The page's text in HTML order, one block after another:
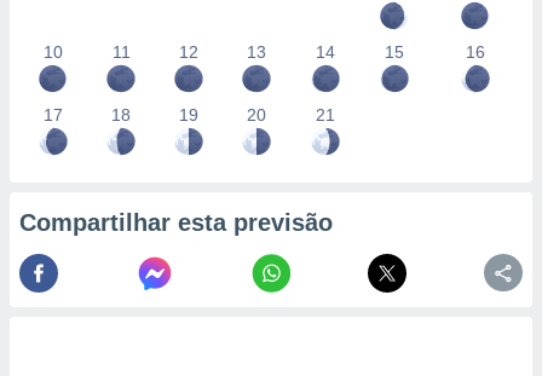
10 11 12 13 14 15 16
17 18 19 20 21
Compartilhar esta previsão